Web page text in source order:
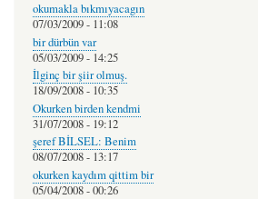
okumakla bıkmıyacagın
07/03/2009 - 11:08
bir dürbün var
05/03/2009 - 14:25
İlginç bir şiir olmuş.
18/09/2008 - 10:35
Okurken birden kendmi
31/07/2008 - 19:12
şeref BİLSEL: Benim
08/07/2008 - 13:17
okurken kaydım qittim bir
05/04/2008 - 00:26